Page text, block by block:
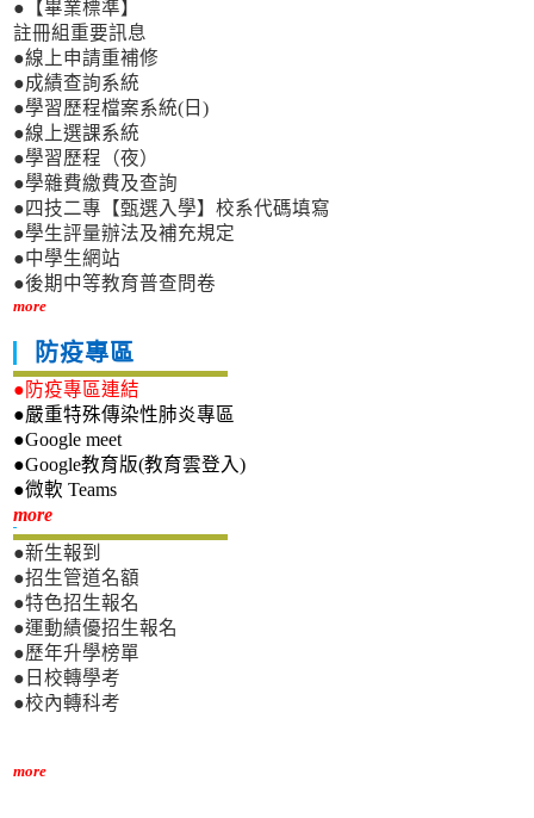
●【畢業標準】
註冊組重要訊息
●線上申請重補修
●成績查詢系統
●學習歷程檔案系統(日)
●線上選課系統
●學習歷程（夜）
●學雜費繳費及查詢
●四技二專【甄選入學】校系代碼填寫
●學生評量辦法及補充規定
●中學生網站
●後期中等教育普查問卷
more
防疫專區
●防疫專區連結
●嚴重特殊傳染性肺炎專區
●Google meet
●Google教育版(教育雲登入)
●微軟 Teams
more新生專區
●新生報到
●招生管道名額
●特色招生報名
●運動績優招生報名
●歷年升學榜單
●日校轉學考
●校內轉科考
more